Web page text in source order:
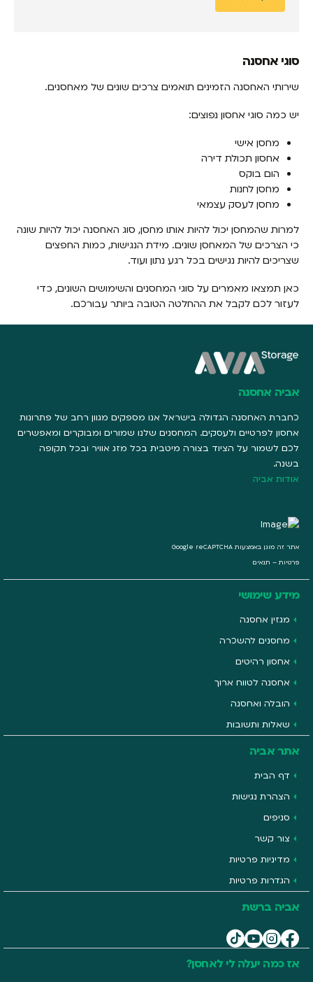
סוגי אחסנה
שירותי האחסנה הזמינים תואמים צרכים שונים של מאחסנים.
יש כמה סוגי אחסון נפוצים:
מחסן אישי
אחסון תכולת דירה
הום בוקס
מחסן לחנות
מחסן לעסק עצמאי
למרות שהמחסן יכול להיות אותו מחסן, סוג האחסנה יכול להיות שונה
כי הצרכים של המאחסן שונים. מידת הנגישות, כמות החפצים
שצריכים להיות נגישים בכל רגע נתון ועוד.
כאן תמצאו מאמרים על סוגי המחסנים והשימושים השונים, כדי
לעזור לכם לקבל את ההחלטה הטובה ביותר עבורכם.
אביה אחסנה
כחברת האחסנה הגדולה בישראל אנו מספקים מגוון רחב של פתרונות
אחסון לפרטיים ולעסקים. המחסנים שלנו שמורים ומבוקרים ומאפשרים
לכם לשמור על הציוד בצורה מיטבית בכל מזג אוויר ובכל תקופה
בשנה.
אודות אביה
אתר זה מוגן באמצעות Google reCAPTCHA
פרטיות – תנאים
מידע שימושי
מגזין אחסנה
מחסנים להשכרה
אחסון רהיטים
אחסנה לטווח ארוך
הובלה ואחסנה
שאלות ותשובות
אתר אביה
דף הבית
הצהרת נגישות
סניפים
צור קשר
מדיניות פרטיות
הגדרות פרטיות
אביה ברשת
אז כמה יעלה לי לאחסן?